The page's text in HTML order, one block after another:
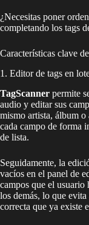
¿Necesitas poner
completando los tags
Características clave
1. Editor de tags en
TagScanner permite
audio y editar sus
mismo artista, álbum
cada campo de forma
de lista.
Seguidamente, la
vacíos en el panel de
campos que el
los demás, lo que
correcta que ya existe